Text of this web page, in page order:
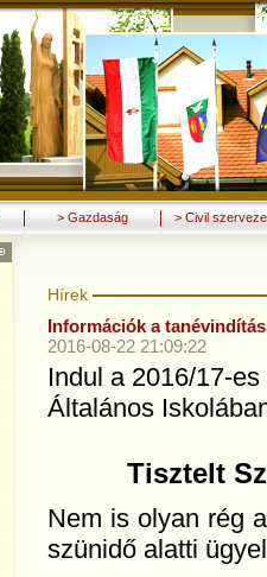
> Gazdaság > Civil
Hírek
Információk a
2016-08-22 21:09:22
Indul a 2016/17-
Általános
Tisztelt
Nem is olyan rég
szünidő alatti